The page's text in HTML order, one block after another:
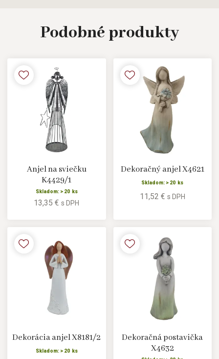
Podobné produkty
Anjel na sviečku
K4429/1
Skladom: > 20 ks
13,35 €s DPH
Dekoračný anjel X4621
Skladom: > 20 ks
11,52 € s DPH
Dekorácia anjel X8181/2
Skladom: > 20 ks
Dekoračná postavička
X4632